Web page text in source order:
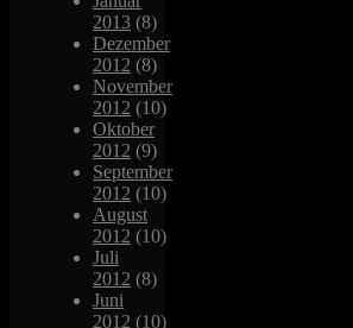
2013 (8)
Dezember
2012 (8)
November
2012 (10)
Oktober
2012 (9)
September
2012 (10)
August
2012 (10)
Juli
2012 (8)
Juni
2012 (10)